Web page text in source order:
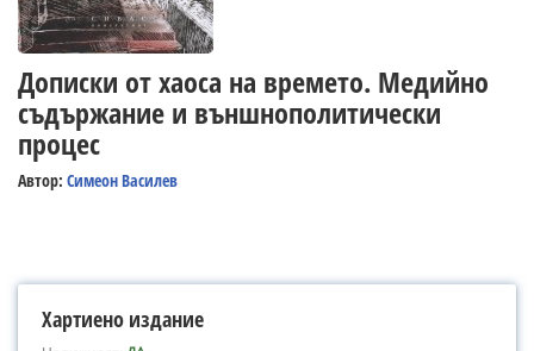
Дописки от хаоса на времето. Медийно
съдържание и външнополитически
процес
Автор: Симеон Василев
Хартиено издание